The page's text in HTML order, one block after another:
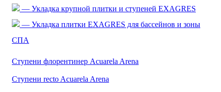
— Укладка крупной плитки и ступеней EXAGRES
— Укладка плитки EXAGRES для бассейнов и зоны
СПА
Ступени флорентинер Acuarela Arena
Ступени recto Acuarela Arena